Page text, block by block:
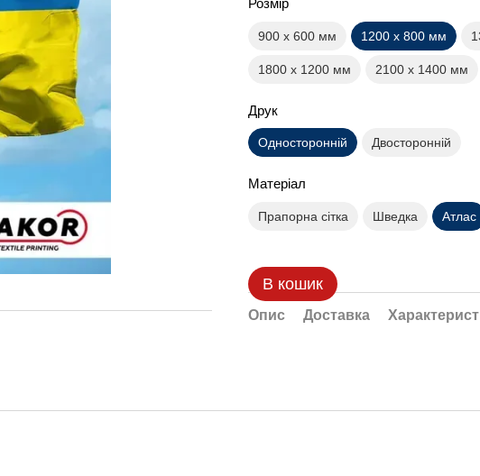
Розмір
900 х 600 мм 1200 х 800 мм
1800 х 1200 мм 2100 х 1400 мм
Друк
Односторонній Двосторонній
Матеріал
Прапорна сітка Шведка Атлас
В кошик
Опис Доставка